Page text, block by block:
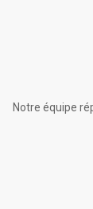
Notre équipe